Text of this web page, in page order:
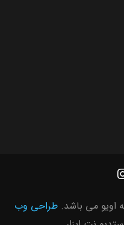
اویو می باشد. طراحی وب